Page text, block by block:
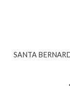
SANTA